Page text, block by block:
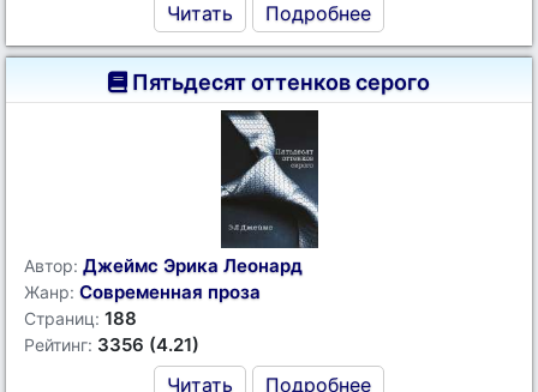
Читать Подробнее
Пятьдесят оттенков серого
Автор: Джеймс Эрика Леонард
Жанр: Современная проза
Страниц: 188
Рейтинг: 3356 (4.21)
Читать Подробнее